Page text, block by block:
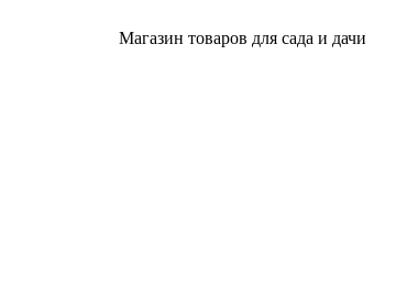
Магазин товаров для сада и дачи